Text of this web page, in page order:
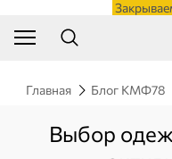
Главная Блог КМФ78
Выбор